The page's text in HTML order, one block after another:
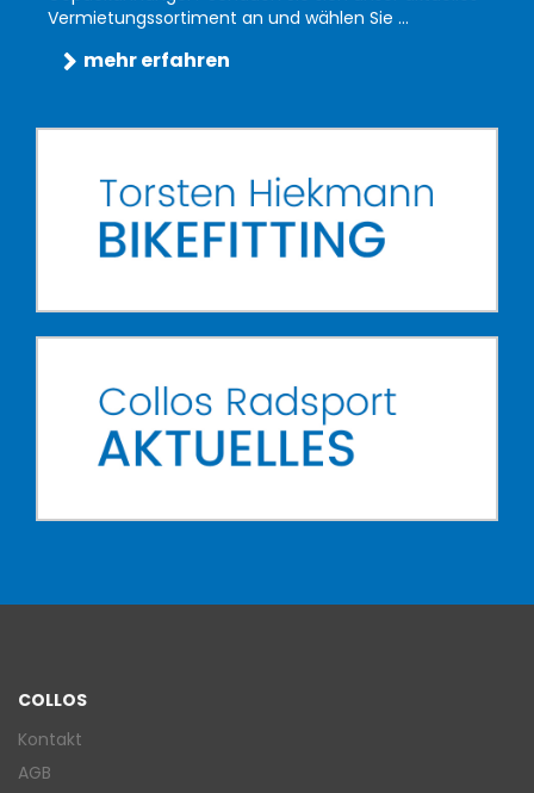
Vermietungssortiment an und wählen Sie ...
mehr erfahren
COLLOS
Kontakt
AGB